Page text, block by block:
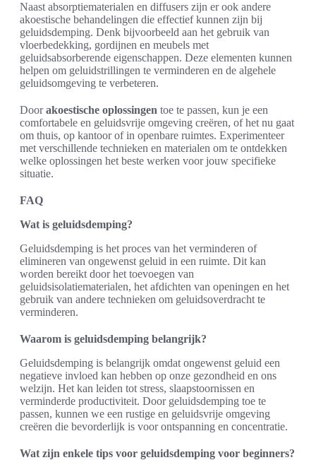
Naast absorptiematerialen en diffusers zijn er ook andere
akoestische behandelingen die effectief kunnen zijn bij
geluidsdemping. Denk bijvoorbeeld aan het gebruik van
vloerbedekking, gordijnen en meubels met
geluidsabsorberende eigenschappen. Deze elementen kunnen
helpen om geluidstrillingen te verminderen en de algehele
geluidsomgeving te verbeteren.
Doorakoestische oplossingen toe te passen, kun je een
comfortabele en geluidsvrije omgeving creëren, of het nu gaat
om thuis, op kantoor of in openbare ruimtes. Experimenteer
met verschillende technieken en materialen om te ontdekken
welke oplossingen het beste werken voor jouw specifieke
situatie.
FAQ
Wat is geluidsdemping?
Geluidsdemping is het proces van het verminderen of
elimineren van ongewenst geluid in een ruimte. Dit kan
worden bereikt door het toevoegen van
geluidsisolatiematerialen, het afdichten van openingen en het
gebruik van andere technieken om geluidsoverdracht te
verminderen.
Waarom is geluidsdemping belangrijk?
Geluidsdemping is belangrijk omdat ongewenst geluid een
negatieve invloed kan hebben op onze gezondheid en ons
welzijn. Het kan leiden tot stress, slaapstoornissen en
verminderde productiviteit. Door geluidsdemping toe te
passen, kunnen we een rustige en geluidsvrije omgeving
creëren die bevorderlijk is voor ontspanning en concentratie.
Wat zijn enkele tips voor geluidsdemping voor beginners?